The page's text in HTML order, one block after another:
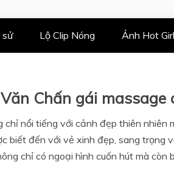
sử Lộ Clip Nóng Ảnh Hot Girl
Chấn gái massage
chỉ nổi tiếng với cảnh đẹp thiên nhiên
biết đến với vẻ xinh đẹp, sang trọng
chỉ có ngoại hình cuốn hút mà